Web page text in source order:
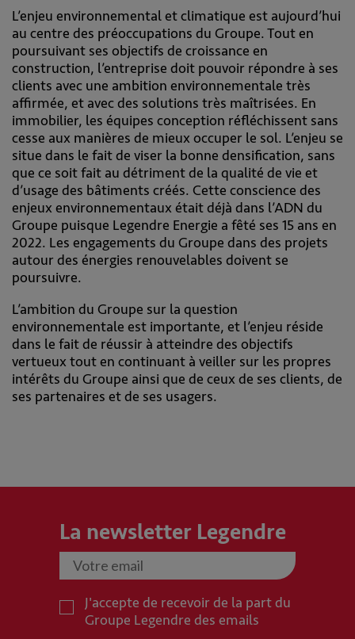
L’enjeu environnemental et climatique est aujourd’hui
au centre des préoccupations du Groupe. Tout en
poursuivant ses objectifs de croissance en
construction, l’entreprise doit pouvoir répondre à ses
clients avec une ambition environnementale très
affirmée, et avec des solutions très maîtrisées. En
immobilier, les équipes conception réfléchissent sans
cesse aux manières de mieux occuper le sol. L’enjeu se
situe dans le fait de viser la bonne densification, sans
que ce soit fait au détriment de la qualité de vie et
d’usage des bâtiments créés. Cette conscience des
enjeux environnementaux était déjà dans l’ADN du
Groupe puisque Legendre Energie a fêté ses 15 ans en
2022. Les engagements du Groupe dans des projets
autour des énergies renouvelables doivent se
poursuivre.
L’ambition du Groupe sur la question
environnementale est importante, et l’enjeu réside
dans le fait de réussir à atteindre des objectifs
vertueux tout en continuant à veiller sur les propres
intérêts du Groupe ainsi que de ceux de ses clients, de
ses partenaires et de ses usagers.
La newsletter Legendre
J'accepte de recevoir de la part du
Groupe Legendre des emails